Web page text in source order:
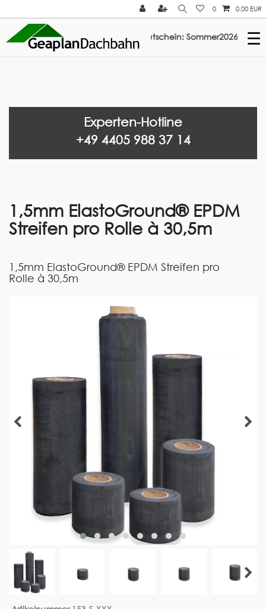
0 0,00 EUR
auf ElastoTop & Multi-Fix: Gutschein: Sommer2026 /// ☰
Experten-Hotline
+49 4405 988 37 14
1,5mm ElastoGround® EPDM
Streifen pro Rolle à 30,5m
1,5mm ElastoGround® EPDM Streifen pro
Rolle à 30,5m